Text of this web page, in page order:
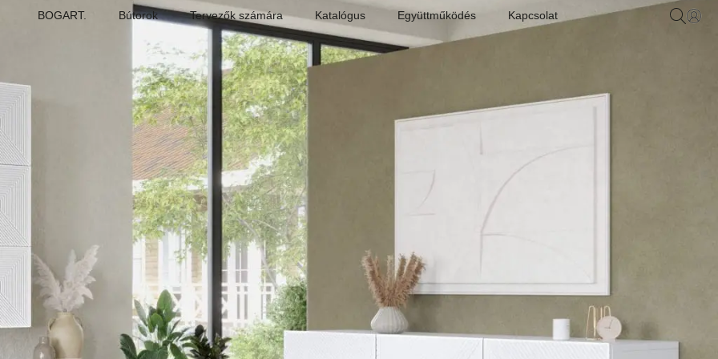
BOGART. Bútorok Tervezők számára Katalógus Együttműködés Kapcsolat